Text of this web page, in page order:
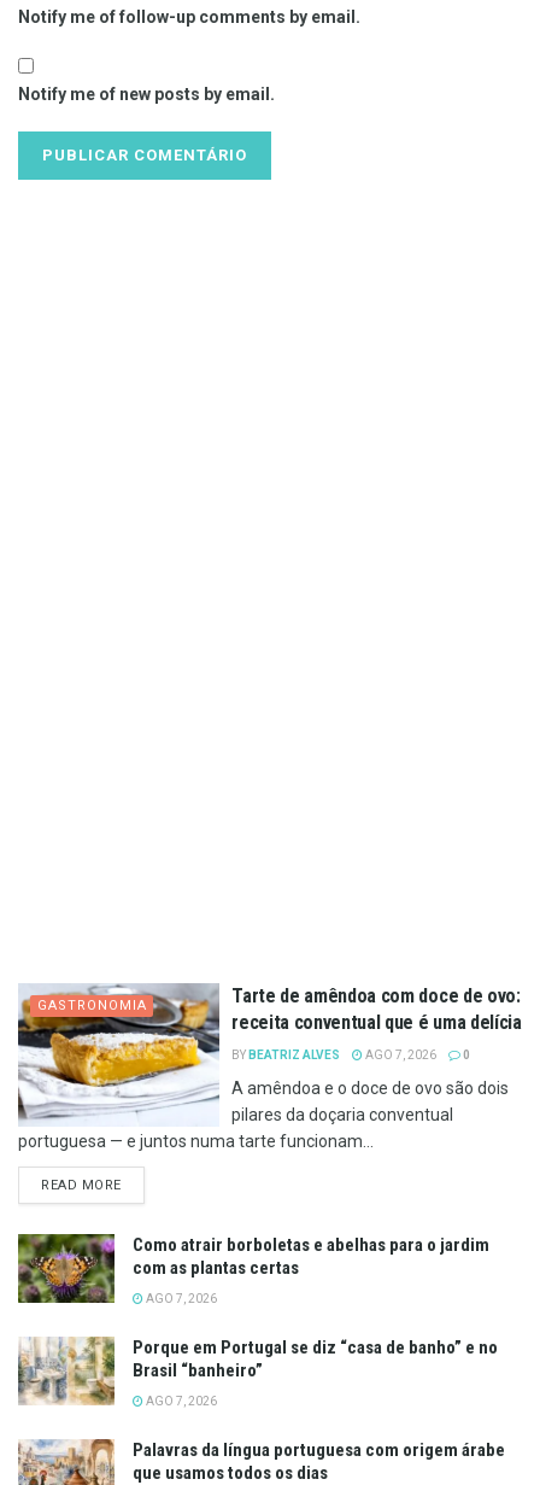
Notify me of follow-up comments by email.
Notify me of new posts by email.
GASTRONOMIA
Tarte de amêndoa com doce de ovo:
receita conventual que é uma delícia
BY BEATRIZ ALVES AGO 7, 2026 0
A amêndoa e o doce de ovo são dois
pilares da doçaria conventual
portuguesa — e juntos numa tarte funcionam...
READ MOREDETAILS
Como atrair borboletas e abelhas para o jardim
com as plantas certas
AGO 7, 2026
Porque em Portugal se diz “casa de banho” e no
Brasil “banheiro”
AGO 7, 2026
Palavras da língua portuguesa com origem árabe
que usamos todos os dias